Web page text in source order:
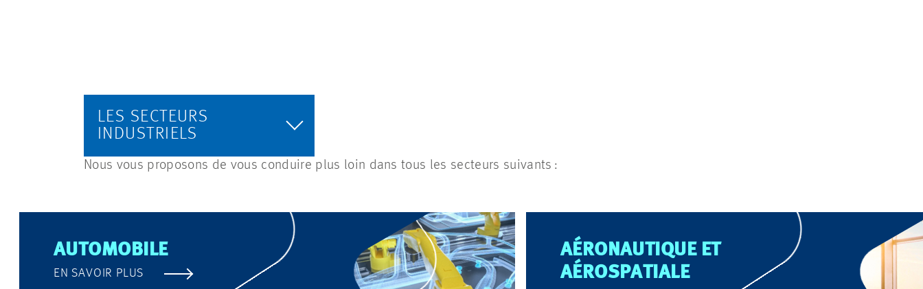
LES SECTEURS
INDUSTRIELS
Nous vous proposons de vous conduire plus loin dans tous les secteurs suivants :
AUTOMOBILE
EN SAVOIR PLUS
AÉRONAUTIQUE ET
AÉROSPATIALE